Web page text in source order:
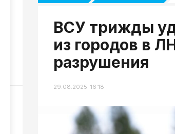
ВСУ трижды
из городов в
разрушения
29.08.2025 16:18